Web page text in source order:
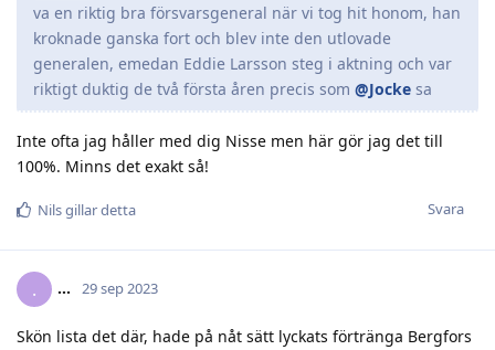
va en riktig bra försvarsgeneral när vi tog hit honom, han
kroknade ganska fort och blev inte den utlovade
generalen, emedan Eddie Larsson steg i aktning och var
riktigt duktig de två första åren precis som @Jocke sa
Inte ofta jag håller med dig Nisse men här gör jag det till
100%. Minns det exakt så!
Svara
Nilsgillar detta
. .​.​.​ 29 sep 2023
Skön lista det där, hade på nåt sätt lyckats förtränga Bergfors